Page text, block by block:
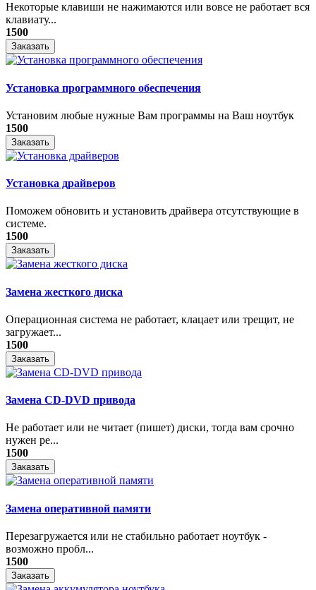
Некоторые клавиши не нажимаются или вовсе не работает вся
клавиату...
1500
Заказать
Установка программного обеспечения
Установим любые нужные Вам программы на Ваш ноутбук
1500
Заказать
Установка драйверов
Поможем обновить и установить драйвера отсутствующие в
системе.
1500
Заказать
Замена жесткого диска
Операционная система не работает, клацает или трещит, не
загружает...
1500
Заказать
Замена CD-DVD привода
Не работает или не читает (пишет) диски, тогда вам срочно
нужен ре...
1500
Заказать
Замена оперативной памяти
Перезагружается или не стабильно работает ноутбук -
возможно пробл...
1500
Заказать